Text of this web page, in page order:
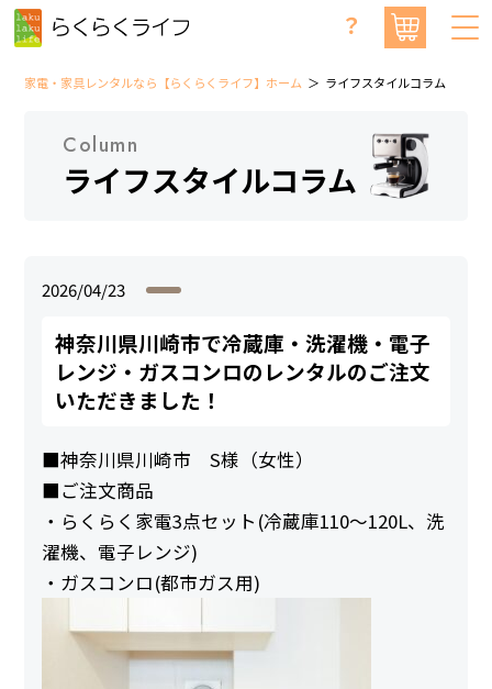
？
家電・家具レンタルなら【らくらくライフ】ホーム ライフスタイルコラム
Column
ライフスタイルコラム
2026/04/23
神奈川県川崎市で冷蔵庫・洗濯機・電子
レンジ・ガスコンロのレンタルのご注文
いただきました！
■神奈川県川崎市 S様（女性）
■ご注文商品
・らくらく家電3点セット(冷蔵庫110～120L、洗
濯機、電子レンジ)
・ガスコンロ(都市ガス用)